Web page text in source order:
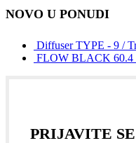
NOVO U PONUDI
Diffuser TYPE - 9 /
FLOW BLACK 60.4
PRIJAVITE